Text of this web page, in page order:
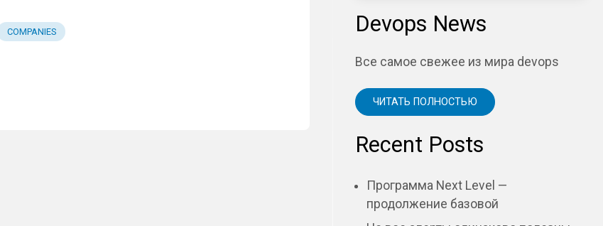
COMPANIES Devops News
Все самое свежее из мира devops
ЧИТАТЬ ПОЛНОСТЬЮ
Recent Posts
Программа Next Level —
продолжение базовой